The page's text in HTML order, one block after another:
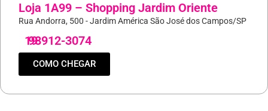
Loja 1A99 – Shopping Jardim Oriente
Rua Andorra, 500 - Jardim América São José dos Campos/SP
19
98912-3074
COMO CHEGAR